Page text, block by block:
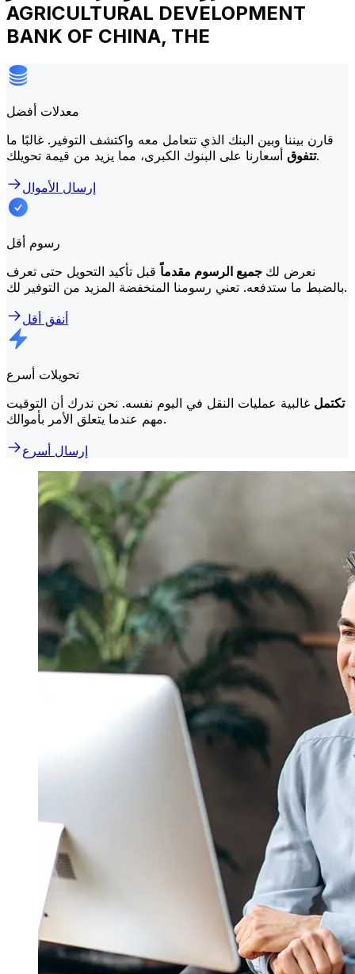
AGRICULTURAL DEVELOPMENT
BANK OF CHINA, THE
معدلات أفضل
قارن بيننا وبين البنك الذي تتعامل معه واكتشف التوفير. غالبًا ما
تتفوقأسعارنا على البنوك الكبرى، مما يزيد من قيمة تحويلك.
إرسال الأموال
رسوم أقل
نعرض لك جميع الرسوم مقدماًقبل تأكيد التحويل حتى تعرف
بالضبط ما ستدفعه. تعني رسومنا المنخفضة المزيد من التوفير لك.
أنفق أقل
تحويلات أسرع
تكتمل غالبية عمليات النقل في اليوم نفسه. نحن ندرك أن التوقيت
مهم عندما يتعلق الأمر بأموالك.
إرسال أسرع